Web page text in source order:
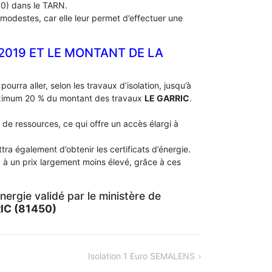
dans le TARN.
car elle leur permet d’effectuer une
ET LE MONTANT DE LA
aller, selon les travaux d’isolation, jusqu’à
20 % du montant des travaux LE GARRIC.
ressources, ce qui offre un accès élargi à
également d’obtenir les certificats d’énergie.
à un prix largement moins élevé, grâce à ces
validé par le ministère de
(81450)
Isolation 1 Euro SEMALENS